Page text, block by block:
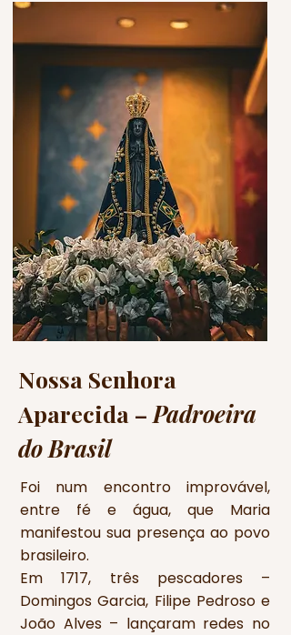
Nossa Senhora
Aparecida – Padroeira
do Brasil
Foi num encontro improvável,
entre fé e água, que Maria
manifestou sua presença ao povo
brasileiro.
Em 1717, três pescadores –
Domingos Garcia, Filipe Pedroso e
João Alves – lançaram redes no